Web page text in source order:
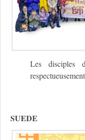
Les disciples
SUEDE